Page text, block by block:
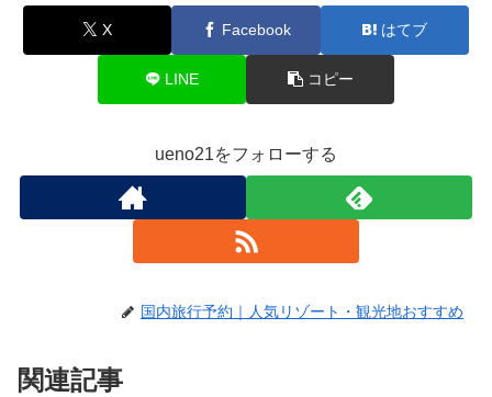
X Facebook はてブ
LINE コピー
ueno21をフォローする
国内旅行予約｜人気リゾート・観光地おすすめ
関連記事